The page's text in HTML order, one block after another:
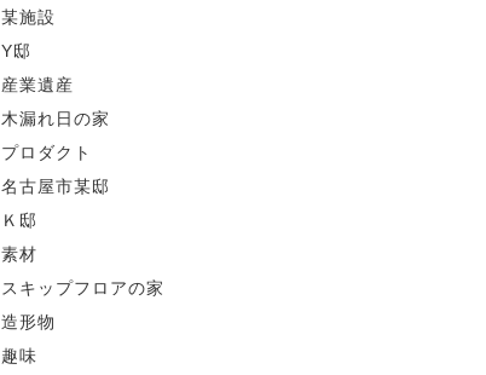
某施設
Y邸
産業遺産
木漏れ日の家
プロダクト
名古屋市某邸
Ｋ邸
素材
スキップフロアの家
造形物
趣味